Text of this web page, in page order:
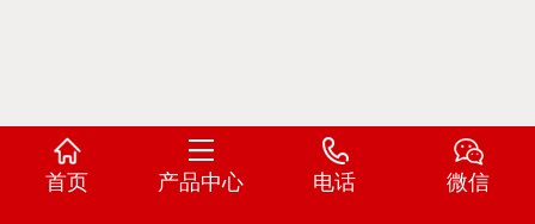
首页 产品中心 电话 微信